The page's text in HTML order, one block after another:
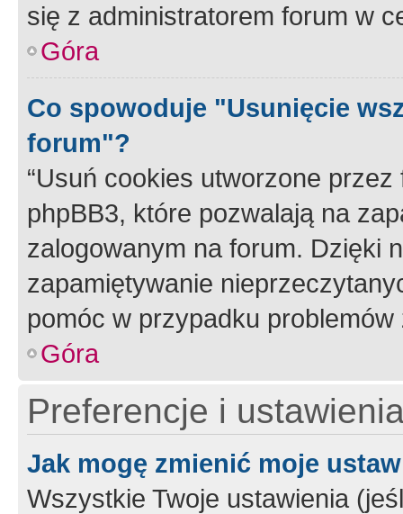
się z administratorem forum w
Góra
Co spowoduje "Usunięcie
forum"?
“Usuń cookies utworzone
phpBB3, które pozwalają na
zalogowanym na forum. Dzięki
zapamiętywanie
pomóc w przypadku
Góra
Preferencje i
Jak mogę zmienić moje
Wszystkie Twoje ustawienia